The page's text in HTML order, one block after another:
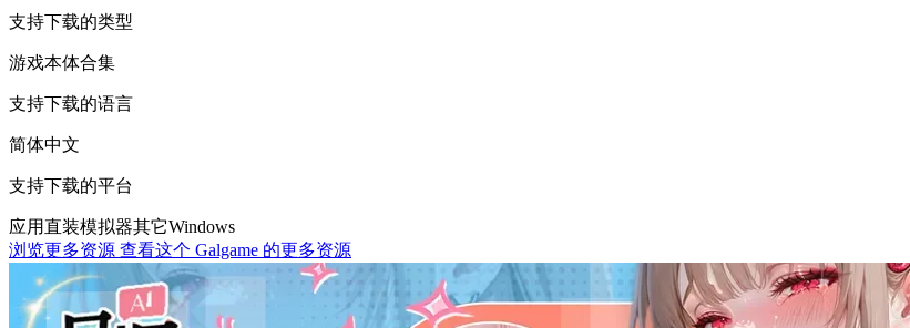
支持下载的类型
游戏本体合集
支持下载的语言
简体中文
支持下载的平台
应用直装模拟器其它Windows
浏览更多资源 查看这个 Galgame 的更多资源